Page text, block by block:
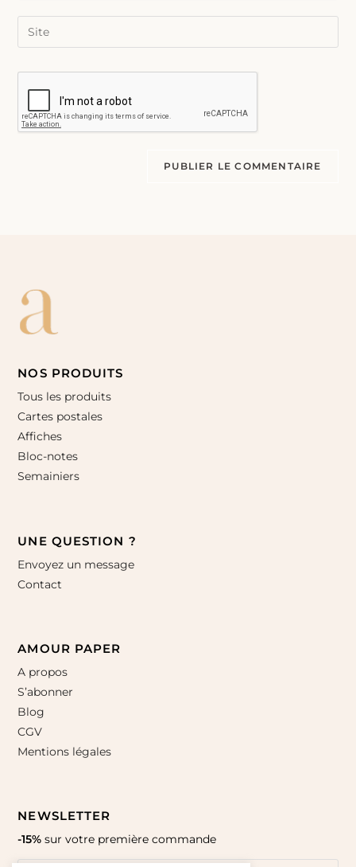
NOS PRODUITS
Tous les produits
Cartes postales
Affiches
Bloc-notes
Semainiers
UNE QUESTION ?
Envoyez un message
Contact
AMOUR PAPER
A propos
S’abonner
Blog
CGV
Mentions légales
NEWSLETTER
-15% sur votre première commande